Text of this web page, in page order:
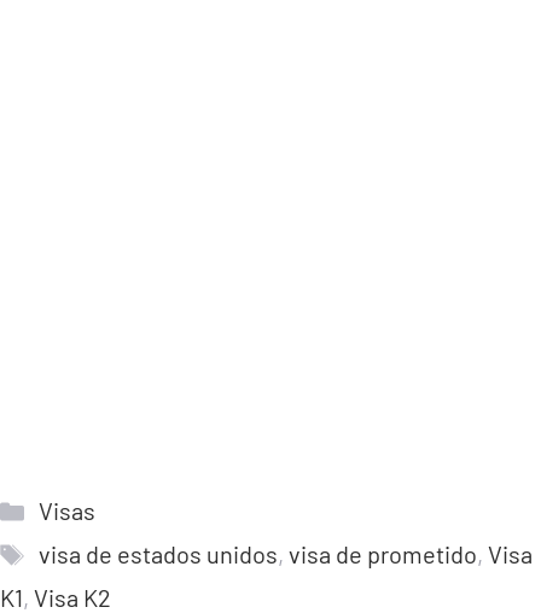
Categorías
Visas
Etiquetas
visa de estados unidos, visa de prometido, Visa
K1, Visa K2